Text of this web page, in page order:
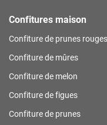
Confitures maison
Confiture de prunes rouges
Confiture de mûres
Confiture de melon
Confiture de figues
Confiture de prunes